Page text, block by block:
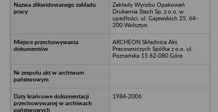
Zakłady Wyrobu Opakowań
Drukarnia Stach Sp. z o.o. w
upadłości, ul. Gajewskich 25, 64-
200 Wolsztyn
ARCHEON Składnica Akt
Pracowniczych Spółka z o.o. ul.
Poznańska 15 62-080 Góra
1984-2006